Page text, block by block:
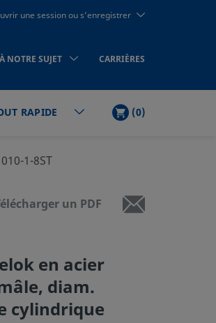
une session ou s’enregistrer
À NOTRE SUJET CARRIÈRES
RAPIDE PANIER
(0)ARTICLES
1-8ST
un PDF
en acier
diam.
cylindrique